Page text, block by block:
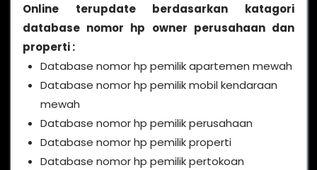
Online terupdate berdasarkan katagori
database nomor hp owner perusahaan dan
properti :
Database nomor hp pemilik apartemen mewah
Database nomor hp pemilik mobil kendaraan
mewah
Database nomor hp pemilik perusahaan
Database nomor hp pemilik properti
Database nomor hp pemilik pertokoan